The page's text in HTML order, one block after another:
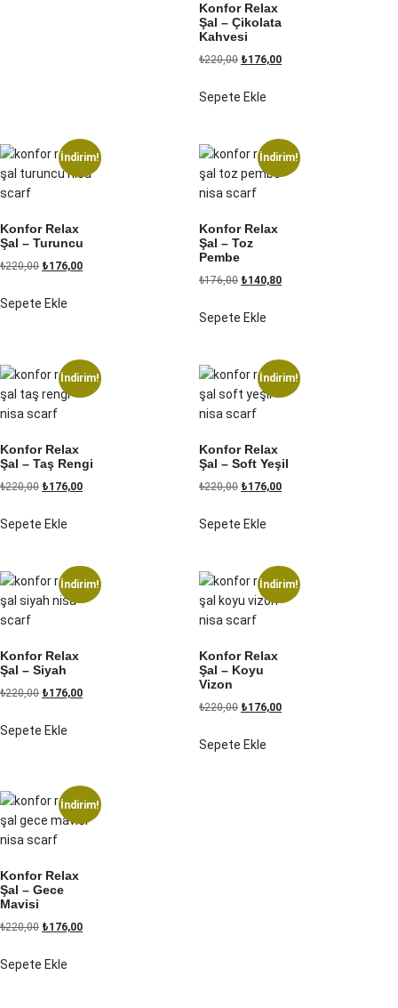
Konfor Relax
Şal – Çikolata
Kahvesi
₺220,00 ₺176,00
Sepete Ekle
İndirim!
Konfor Relax
Şal – Turuncu
₺220,00 ₺176,00
Sepete Ekle
İndirim!
Konfor Relax
Şal – Toz
Pembe
₺176,00 ₺140,80
Sepete Ekle
İndirim!
Konfor Relax
Şal – Taş Rengi
₺220,00 ₺176,00
Sepete Ekle
İndirim!
Konfor Relax
Şal – Soft Yeşil
₺220,00 ₺176,00
Sepete Ekle
İndirim!
Konfor Relax
Şal – Siyah
₺220,00 ₺176,00
Sepete Ekle
İndirim!
Konfor Relax
Şal – Koyu
Vizon
₺220,00 ₺176,00
Sepete Ekle
İndirim!
Konfor Relax
Şal – Gece
Mavisi
₺220,00 ₺176,00
Sepete Ekle